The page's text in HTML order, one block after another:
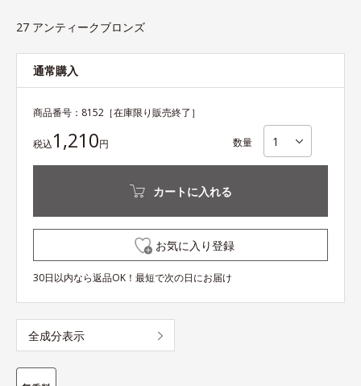
27 アンティークブロンズ
通常購入
商品番号： 8152 ［在庫限り販売終了］
税込1,210円 数量
カートに入れる
お気に入り登録
30日以内なら返品OK！最短で次の日にお届け
全成分表示